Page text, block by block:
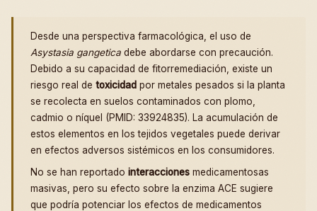
Desde una perspectiva farmacológica, el uso de
Asystasia gangetica debe abordarse con precaución.
Debido a su capacidad de fitorremediación, existe un
riesgo real de toxicidad por metales pesados si la planta
se recolecta en suelos contaminados con plomo,
cadmio o níquel (PMID: 33924835). La acumulación de
estos elementos en los tejidos vegetales puede derivar
en efectos adversos sistémicos en los consumidores.
No se han reportado interacciones medicamentosas
masivas, pero su efecto sobre la enzima ACE sugiere
que podría potenciar los efectos de medicamentos